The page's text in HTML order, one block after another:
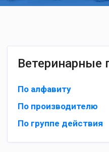
Ветеринарные
По алфавиту
По производителю
По группе действия